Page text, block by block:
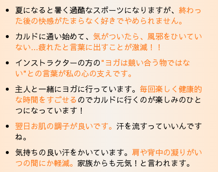
夏になると暑く過酷なスポーツになりますが、 終わっ
た後の快感がたまらなく好きでやめられません。
カルドに通い始めて、 気がついたら、風邪をひいてい
ない…疲れたと言葉に出すことが激減！！
インストラクターの方の"ヨガは競い合う物ではな
い"との言葉が私の心の支えです。
主人と一緒にヨガに行っています。 毎回楽しく健康的
な時間をすごせるのでカルドに行くのが楽しみのひと
つになっています！
翌日お肌の調子が良いです。汗を流すっていいんです
ね。
気持ちの良い汗をかいています。 肩や背中の凝りがい
つの間にか軽減。 家族からも元気！と言われます。